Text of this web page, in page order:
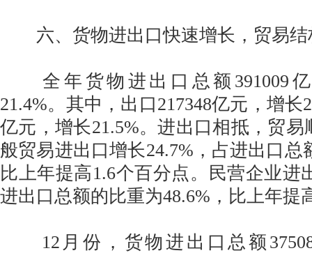
六、货物进出口快速增长，贸易结
全年货物进出口总额391009
21.4%。其中，出口217348亿元，增长
亿元，增长21.5%。进出口相抵，贸易
般贸易进出口增长24.7%，占进出口总
比上年提高1.6个百分点。民营企业进
进出口总额的比重为48.6%，比上年提
12月份，货物进出口总额